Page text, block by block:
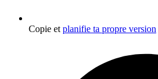
Copie et planifie ta propre version